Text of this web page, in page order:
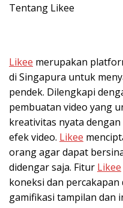
Tentang Likee
Likee merupakan
di Singapura untuk
pendek. Dilengkapi
pembuatan video yang
kreativitas nyata
efek video. Likee
orang agar dapat
didengar saja. Fitur Likee
koneksi dan
gamifikasi tampilan dan